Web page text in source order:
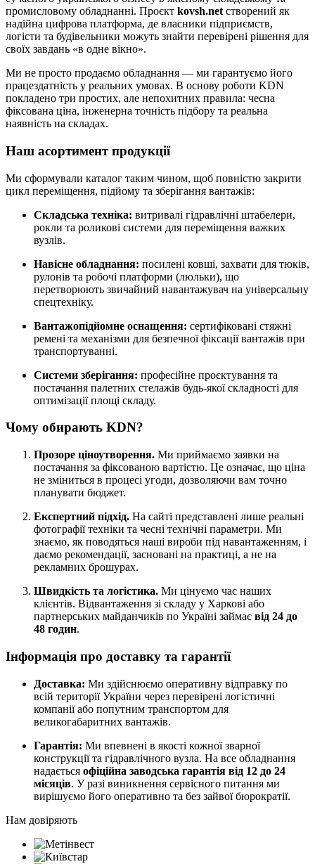
промисловому обладнанні. Проєкт kovsh.net створений як
надійна цифрова платформа, де власники підприємств,
логісти та будівельники можуть знайти перевірені рішення для
своїх завдань «в одне вікно».
Ми не просто продаємо обладнання — ми гарантуємо його
працездатність у реальних умовах. В основу роботи KDN
покладено три простих, але непохитних правила: чесна
фіксована ціна, інженерна точність підбору та реальна
наявність на складах.
Наш асортимент продукції
Ми сформували каталог таким чином, щоб повністю закрити
цикл переміщення, підйому та зберігання вантажів:
Складська техніка: витривалі гідравлічні штабелери,
рокли та роликові системи для переміщення важких
вузлів.
Навісне обладнання: посилені ковші, захвати для тюків,
рулонів та робочі платформи (люльки), що
перетворюють звичайний навантажувач на універсальну
спецтехніку.
Вантажопідйомне оснащення: сертифіковані стяжні
ремені та механізми для безпечної фіксації вантажів при
транспортуванні.
Системи зберігання: професійне проєктування та
постачання палетних стелажів будь-якої складності для
оптимізації площі складу.
Чому обирають KDN?
Прозоре ціноутворення. Ми приймаємо заявки на
постачання за фіксованою вартістю. Це означає, що ціна
не зміниться в процесі угоди, дозволяючи вам точно
планувати бюджет.
Експертний підхід. На сайті представлені лише реальні
фотографії техніки та чесні технічні параметри. Ми
знаємо, як поводяться наші вироби під навантаженням, і
даємо рекомендації, засновані на практиці, а не на
рекламних брошурах.
Швидкість та логістика. Ми цінуємо час наших
клієнтів. Відвантаження зі складу у Харкові або
партнерських майданчиків по Україні займає від 24 до
48 годин.
Інформація про доставку та гарантії
Доставка: Ми здійснюємо оперативну відправку по
всій території України через перевірені логістичні
компанії або попутним транспортом для
великогабаритних вантажів.
Гарантія: Ми впевнені в якості кожної зварної
конструкції та гідравлічного вузла. На все обладнання
надається офіційна заводська гарантія від 12 до 24
місяців. У разі виникнення сервісного питання ми
вирішуємо його оперативно та без зайвої бюрократії.
Нам довіряють